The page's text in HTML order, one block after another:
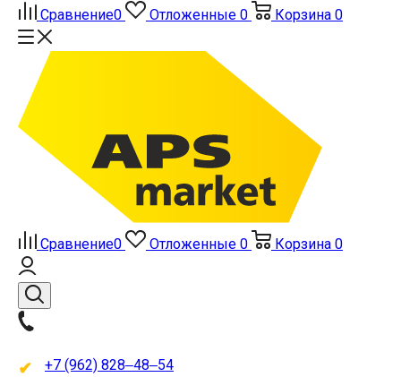
Сравнение0 Отложенные 0 Корзина 0
Сравнение0 Отложенные 0 Корзина 0
+7 (962) 828‒48‒54